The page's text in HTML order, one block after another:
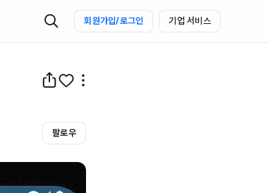
회원가입/로그인 기업 서비스
팔로우